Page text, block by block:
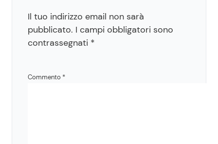
Il tuo indirizzo email non sarà
pubblicato. I campi obbligatori sono
contrassegnati *
Commento *